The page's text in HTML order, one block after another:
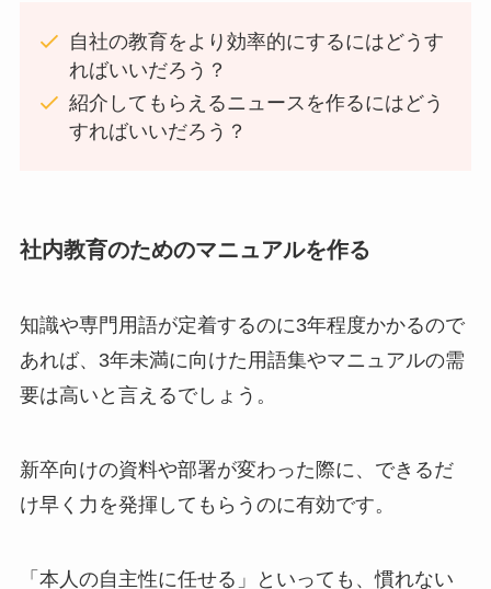
自社の教育をより効率的にするにはどうす
ればいいだろう？
紹介してもらえるニュースを作るにはどう
すればいいだろう？
社内教育のためのマニュアルを作る
知識や専門用語が定着するのに3年程度かかるので
あれば、3年未満に向けた用語集やマニュアルの需
要は高いと言えるでしょう。
新卒向けの資料や部署が変わった際に、できるだ
け早く力を発揮してもらうのに有効です。
「本人の自主性に任せる」といっても、慣れない